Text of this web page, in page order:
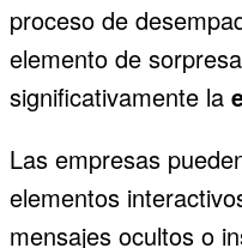
proceso de
elemento de
significativamente la
Las empresas
elementos
mensajes ocultos o